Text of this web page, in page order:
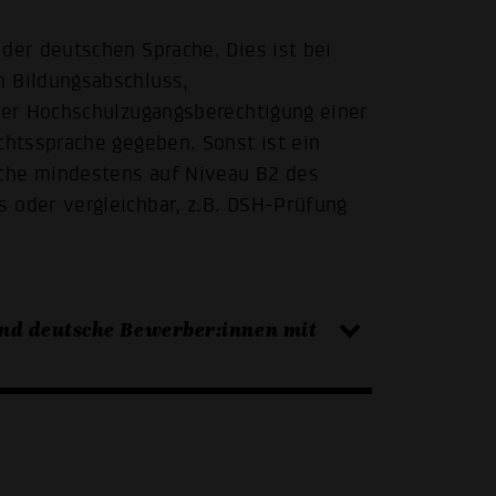
deutschen Sprache. Dies ist bei
Hochschulzugangsberechtigung einer
gegeben. Sonst ist ein
mindestens auf Niveau B2 des
oder vergleichbar, z.B. DSH-Prüfung
deutsche Bewerber:innen mit